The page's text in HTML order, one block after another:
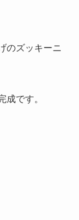
のズッキーニ
成です。